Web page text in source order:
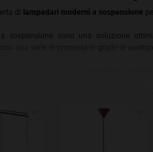
di lampadari moderni a sospensione
sospensione sono una soluzione
nel menù in alto il tasto “saldo”